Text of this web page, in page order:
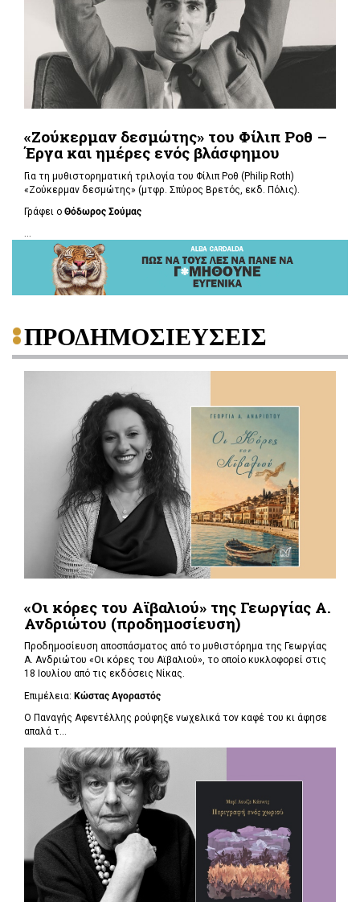
«Ζούκερμαν δεσμώτης» του Φίλιπ Ροθ –
Έργα και ημέρες ενός βλάσφημου
Για τη μυθιστορηματική τριλογία του Φίλιπ Ροθ (Philip Roth)
«Ζούκερμαν δεσμώτης» (μτφρ. Σπύρος Βρετός, εκδ. Πόλις).
Γράφει ο Θόδωρος Σούμας
...
ΠΡΟΔΗΜΟΣΙΕΥΣΕΙΣ
«Οι κόρες του Αϊβαλιού» της Γεωργίας Α.
Ανδριώτου (προδημοσίευση)
Προδημοσίευση αποσπάσματος από το μυθιστόρημα της Γεωργίας
Α. Ανδριώτου «Οι κόρες του Αϊβαλιού», το οποίο κυκλοφορεί στις
18 Ιουλίου από τις εκδόσεις Νίκας.
Επιμέλεια: Κώστας Αγοραστός
Ο Παναγής Αφεντέλλης ρούφηξε νωχελικά τον καφέ του κι άφησε
απαλά τ...